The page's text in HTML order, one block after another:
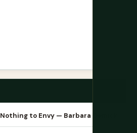
Nothing to Envy — Barbara Demick